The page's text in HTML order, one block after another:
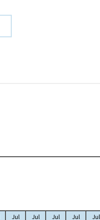
Jul
Jul
Jul
Jul
Jul